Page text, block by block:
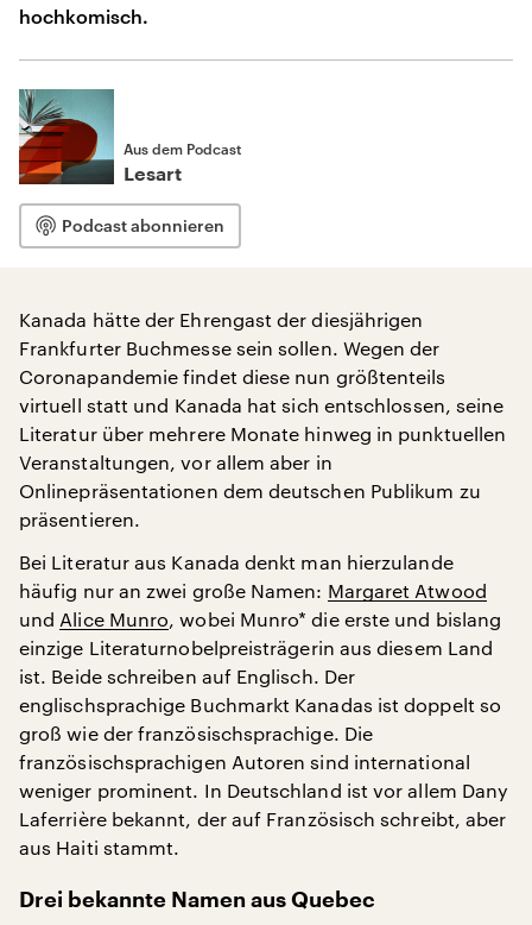
hochkomisch.
Aus dem Podcast
Lesart
Podcast abonnieren
Kanada hätte der Ehrengast der diesjährigen
Frankfurter Buchmesse sein sollen. Wegen der
Coronapandemie findet diese nun größtenteils
virtuell statt und Kanada hat sich entschlossen, seine
Literatur über mehrere Monate hinweg in punktuellen
Veranstaltungen, vor allem aber in
Onlinepräsentationen dem deutschen Publikum zu
präsentieren.
Bei Literatur aus Kanada denkt man hierzulande
häufig nur an zwei große Namen: Margaret Atwood
und Alice Munro, wobei Munro* die erste und bislang
einzige Literaturnobelpreisträgerin aus diesem Land
ist. Beide schreiben auf Englisch. Der
englischsprachige Buchmarkt Kanadas ist doppelt so
groß wie der französischsprachige. Die
französischsprachigen Autoren sind international
weniger prominent. In Deutschland ist vor allem Dany
Laferrière bekannt, der auf Französisch schreibt, aber
aus Haiti stammt.
Drei bekannte Namen aus Quebec